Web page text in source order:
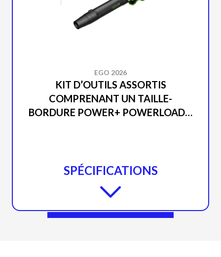
EGO 2026
KIT D’OUTILS ASSORTIS
COMPRENANT UN TAILLE-
BORDURE POWER+ POWERLOAD™
PI<SUP>3</SUP>/MIN ST6703LB
SPÉCIFICATIONS